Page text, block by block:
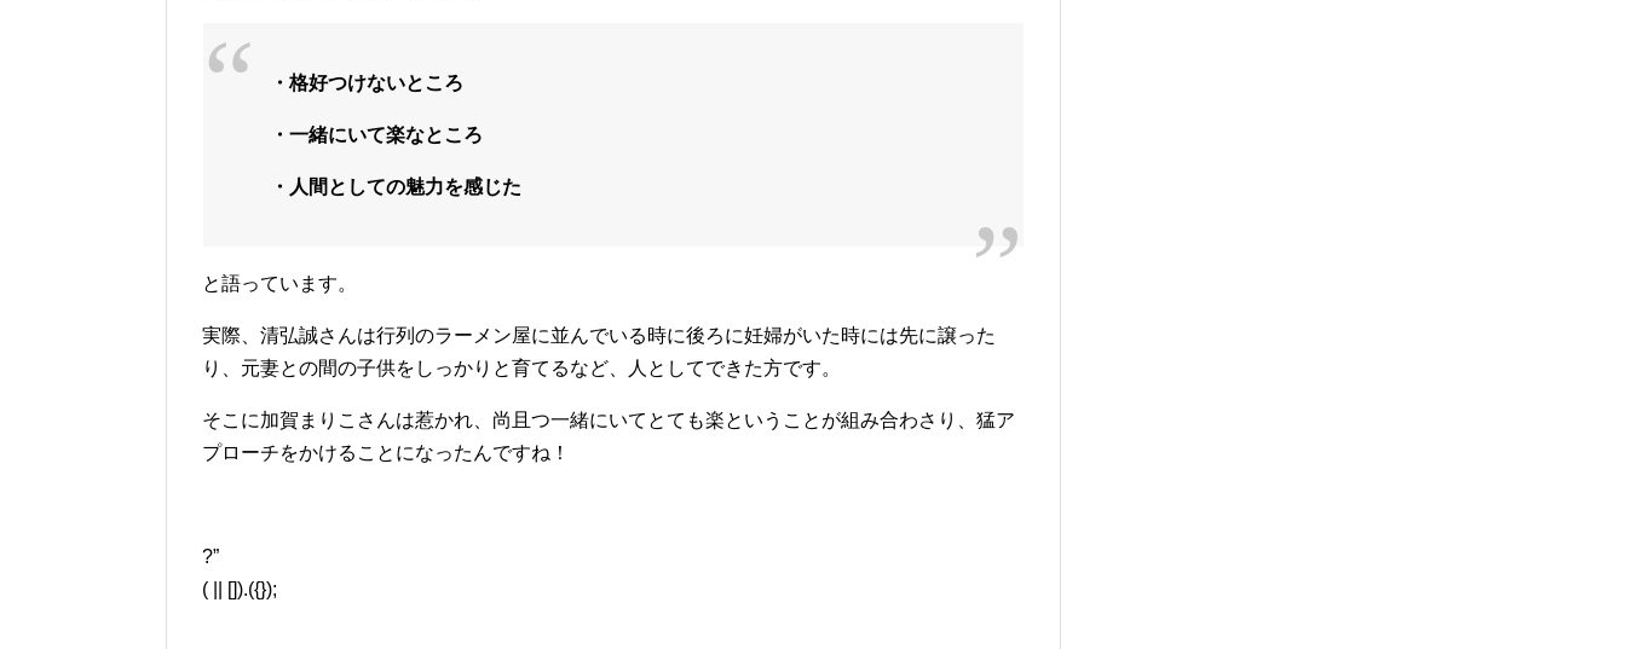
・格好つけないところ
・一緒にいて楽なところ
・人間としての魅力を感じた
と語っています。
実際、清弘誠さんは行列のラーメン屋に並んでいる時に後ろに妊婦がいた時には先に譲った
り、元妻との間の子供をしっかりと育てるなど、人としてできた方です。
そこに加賀まりこさんは惹かれ、尚且つ一緒にいてとても楽ということが組み合わさり、猛ア
プローチをかけることになったんですね！
?”
( || []).({});